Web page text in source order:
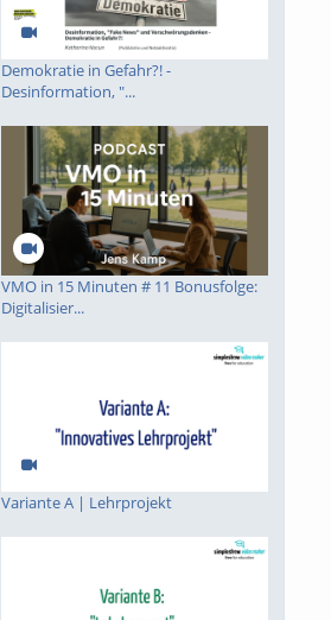
Demokratie in Gefahr?! -
Desinformation, "...
VMO in 15 Minuten # 11 Bonusfolge:
Digitalisier...
Variante A | Lehrprojekt